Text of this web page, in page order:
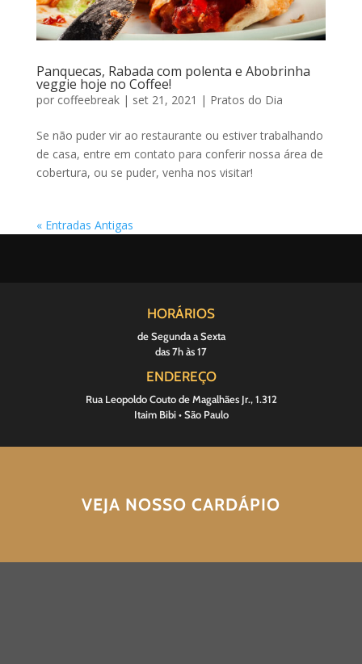
Panquecas, Rabada com polenta e Abobrinha
veggie hoje no Coffee!
por coffeebreak| set 21, 2021 | Pratos do Dia
Se não puder vir ao restaurante ou estiver trabalhando
de casa, entre em contato para conferir nossa área de
cobertura, ou se puder, venha nos visitar!
« Entradas Antigas
HORÁRIOS
de Segunda a Sexta
das 7h às 17
ENDEREÇO
Rua Leopoldo Couto de Magalhães Jr., 1.312
Itaim Bibi • São Paulo
VEJA NOSSO CARDÁPIO